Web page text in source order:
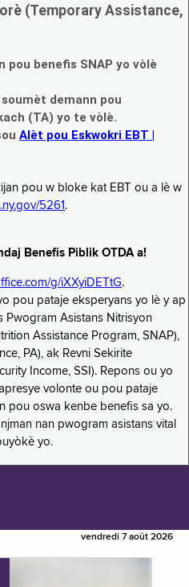
(Temporary Assistance,
pou benefis SNAP yo vòlè
demann pou
(TA) yo te vòlè.
Alèt pou Eskwokri EBT |
pou w bloke kat EBT ou a lè w
5261 .
Benefis Piblik OTDA a!
g/iXXyiDETtG.
pou pataje eksperyans yo lè y ap
Asistans Nitrisyon
Assistance Program, SNAP),
PA), ak Revni Sekirite
Income, SSI). Repons ou yo
volonte ou pou pataje
pou oswa kenbe benefis sa yo.
nan pwogram asistans vital
yo.
vendredi 7 août 2026